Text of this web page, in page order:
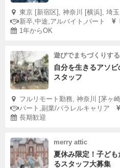
東京 [新宿区], 神奈川 [横浜], 埼
新卒,中途,アルバイト,パート
1年からOK
遊びでまちづくりす
自分を生きるアソ
スタッフ
フルリモート勤務, 神奈川 [茅ヶ
パート,副業/パラレルキャリア
長期歓迎
merry attic
夏休み限定！子ど
るスタッフ大募集